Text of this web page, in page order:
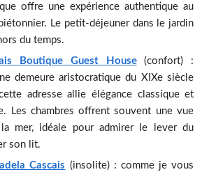
offre une expérience authentique au
Le petit-déjeuner dans le jardin
du temps.
Boutique Guest House(confort) :
demeure aristocratique du XIXe siècle
adresse allie élégance classique et
Les chambres offrent souvent une vue
la mer, idéale pour admirer le lever du
son lit.
Cascais (insolite) : comme je vous